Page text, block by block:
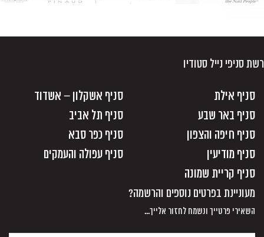
רשת סניפי נייל סטודיו
סניף אילת
סניף אשקלון – אשדוד
סניף באר שבע
סניף תל אביב
סניף חיפה והצפון
סניף כפר סבא
סניף מודיעין
סניף עפולה והעמקים
סניף קריית שמונה
מעוניינת בפרטים נוספים והרשמה?
השאירי פרטייך ונשמח לחזור אלייך...